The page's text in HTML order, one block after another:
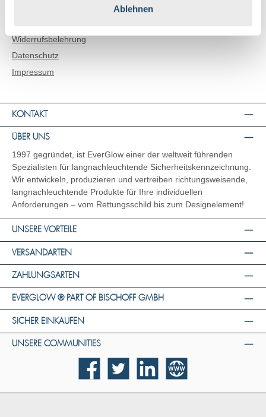
Ablehnen
Widerrufsbelehrung
Datenschutz
Impressum
KONTAKT
ÜBER UNS
1997 gegründet, ist EverGlow einer der weltweit führenden
Spezialisten für langnachleuchtende Sicherheitskennzeichnung.
Wir entwickeln, produzieren und vertreiben richtungsweisende,
langnachleuchtende Produkte für Ihre individuellen
Anforderungen – vom Rettungsschild bis zum Designelement!
UNSERE VORTEILE
VERSANDARTEN
ZAHLUNGSARTEN
EVERGLOW ® PART OF BISCHOFF GMBH
SICHER EINKAUFEN
UNSERE COMMUNITIES
FacebookTwitter LinkedIn Website